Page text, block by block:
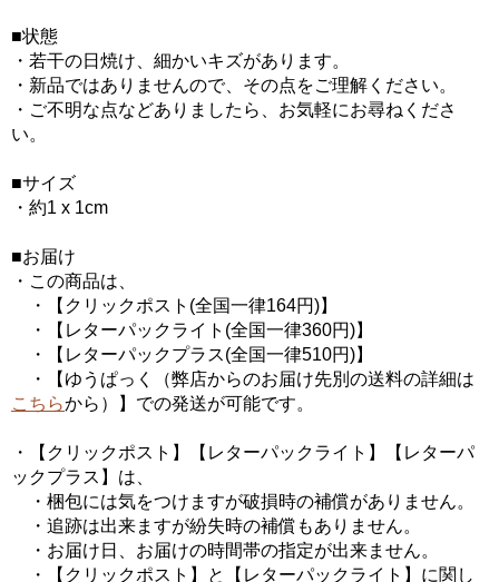
■状態
・若干の日焼け、細かいキズがあります。
・新品ではありませんので、その点をご理解ください。
・ご不明な点などありましたら、お気軽にお尋ねくださ
い。
■サイズ
・約1 x 1cm
■お届け
・この商品は、
・【クリックポスト(全国一律164円)】
・【レターパックライト(全国一律360円)】
・【レターパックプラス(全国一律510円)】
・【ゆうぱっく（弊店からのお届け先別の送料の詳細は
こちらから）】での発送が可能です。
・【クリックポスト】【レターパックライト】【レターパ
ックプラス】は、
・梱包には気をつけますが破損時の補償がありません。
・追跡は出来ますが紛失時の補償もありません。
・お届け日、お届けの時間帯の指定が出来ません。
・【クリックポスト】と【レターパックライト】に関し